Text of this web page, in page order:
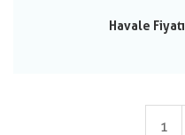
Havale Fiyatı